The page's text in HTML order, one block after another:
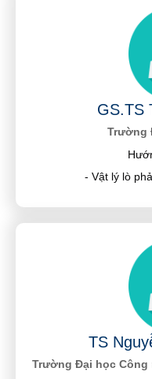
GS.TS
Trường
- Vật lý lò
TS
Trường Đại học Công